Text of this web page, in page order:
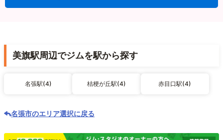
美旗駅周辺でジムを駅から探す
名張駅(4) 桔梗が丘駅(4) 赤目口駅(4)
名張市のエリア選択に戻る